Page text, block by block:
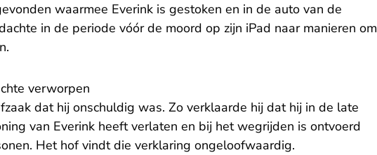
waarmee Everink is gestoken en in de auto van de
in de periode vóór de moord op zijn iPad naar manieren om
verworpen
dat hij onschuldig was. Zo verklaarde hij dat hij in de late
van Everink heeft verlaten en bij het wegrijden is ontvoerd
Het hof vindt die verklaring ongeloofwaardig.